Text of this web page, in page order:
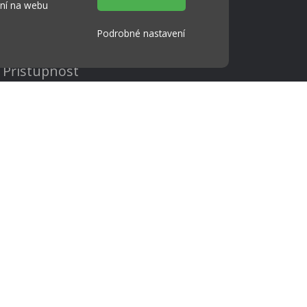
na webu
Podrobné nastavení
Přístupnost